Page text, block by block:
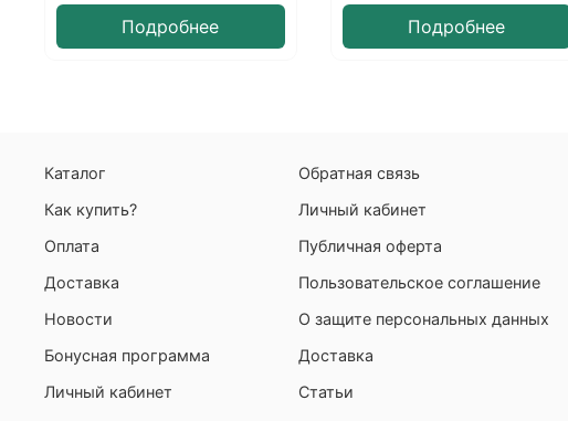
Подробнее Подробнее
Каталог
Как купить?
Оплата
Доставка
Новости
Бонусная программа
Личный кабинет
Обратная связь
Личный кабинет
Публичная оферта
Пользовательское соглашение
О защите персональных данных
Доставка
Статьи